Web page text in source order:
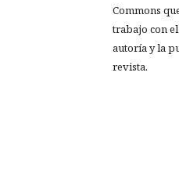
Commons
trabajo con
autoría y la
revista.